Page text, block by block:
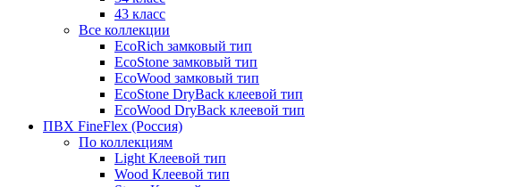
43 класс
Все коллекции
EcoRich замковый тип
EcoStone замковый тип
EcoWood замковый тип
EcoStone DryBack клеевой тип
EcoWood DryBack клеевой тип
ПВХ FineFlex (Россия)
По коллекциям
Light Клеевой тип
Wood Клеевой тип